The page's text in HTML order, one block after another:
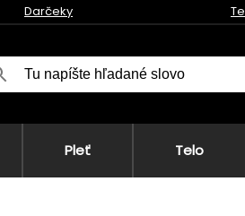
Darčeky
Pleť Telo